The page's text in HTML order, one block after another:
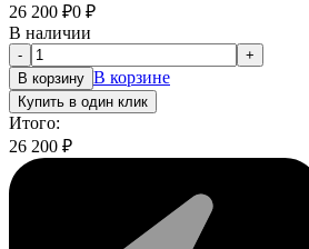
26 200 ₽0 ₽
В наличии
-
+
В корзину В корзине
Купить в один клик
Итого:
26 200 ₽